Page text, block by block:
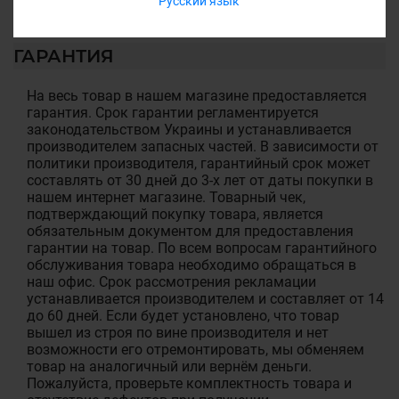
ГАРАНТИЯ
На весь товар в нашем магазине предоставляется
гарантия. Срок гарантии регламентируется
законодательством Украины и устанавливается
производителем запасных частей. В зависимости от
политики производителя, гарантийный срок может
составлять от 30 дней до 3-х лет от даты покупки в
нашем интернет магазине. Товарный чек,
подтверждающий покупку товара, является
обязательным документом для предоставления
гарантии на товар. По всем вопросам гарантийного
обслуживания товара необходимо обращаться в
наш офис. Срок рассмотрения рекламации
устанавливается производителем и составляет от 14
до 60 дней. Если будет установлено, что товар
вышел из строя по вине производителя и нет
возможности его отремонтировать, мы обменяем
товар на аналогичный или вернём деньги.
Пожалуйста, проверьте комплектность товара и